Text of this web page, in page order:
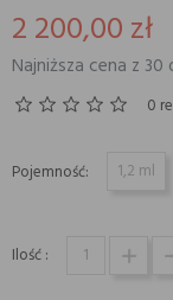
2 200,00 zł
Najniższa cena z
0
Pojemność: 1,2 ml
Ilość :